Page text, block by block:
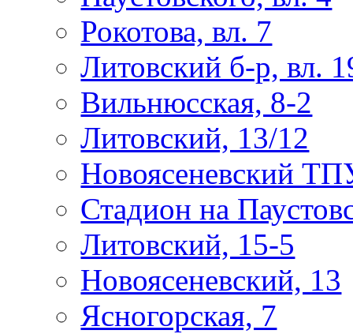
Рокотова, вл. 7
Литовский б-р, вл.
Вильнюсская, 8-2
Литовский, 13/12
Новоясеневский
Стадион на
Литовский, 15-5
Новоясеневский, 13
Ясногорская, 7